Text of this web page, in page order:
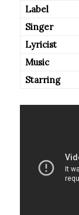
Label
Singer
Lyricist
Music
Starring